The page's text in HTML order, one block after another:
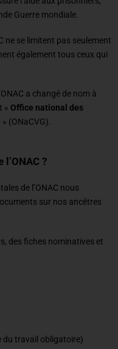
Guerre mondiale.
ne se limitent pas seulement
également tous ceux qui
a changé de nom à
« Office national des
» (ONaCVG).
?
de l’ONAC nous
sur nos ancêtres
des fiches nominatives et
du travail obligatoire)